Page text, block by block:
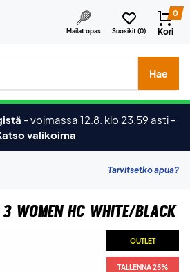
Mailat opas Suosikit (0)
0
Kori
merkkejä jne.
Hae
-voimassa 12.8. klo 23.59 asti -
valikoima
Tarvitsetko apua?
Women HC White/Black
OUTLET
TALLENNA 25%
OUTLET
TALLENNA 25%
OUTLET
TALLENNA 25%
OUTLET
TALLENNA 25%
OUTLET
TALLENNA 25%
OUTLET
TALLENNA 25%